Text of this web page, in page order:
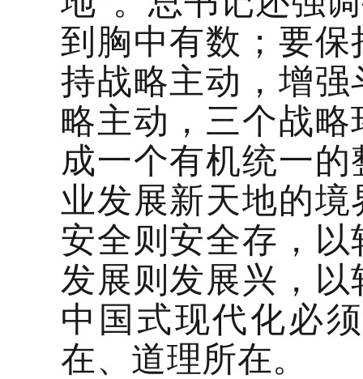
到胸中有数；要
持战略主动，增
略主动，三个战
成一个有机统一
业发展新天地的
安全则安全存，
发展则发展兴，
中国式现代化必
在、道理所在。